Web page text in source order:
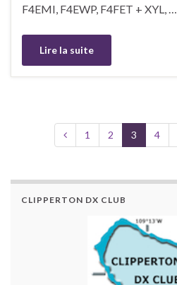
F4EMI, F4EWP, F4FET + XYL, …
Lire la suite
1 2 3 4
CLIPPERTON DX CLUB